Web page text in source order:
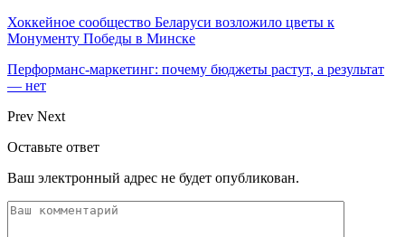
Хоккейное сообщество Беларуси возложило цветы к
Монументу Победы в Минске
Перформанс-маркетинг: почему бюджеты растут, а результат
— нет
Prev Next
Оставьте ответ
Ваш электронный адрес не будет опубликован.